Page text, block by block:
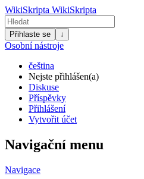
WikiSkripta WikiSkripta
Přihlaste se ↓
Osobní nástroje
čeština
Nejste přihlášen(a)
Diskuse
Příspěvky
Přihlášení
Vytvořit účet
Navigační menu
Navigace